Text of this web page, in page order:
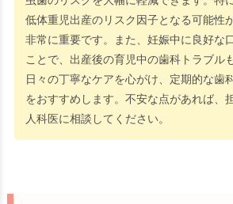
低体重児出産のリスク因子となる可能性
非常に重要です。また、妊娠中に良好な
ことで、出産後の育児中の歯科トラブル
日々の丁寧なケアを心がけ、定期的な歯
をおすすめします。不安な点があれば、
人科医に相談してください。